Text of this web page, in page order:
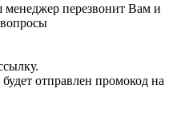
перезвонит Вам и
отправлен промокод на